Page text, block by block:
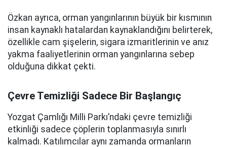
Özkan ayrıca, orman yangınlarının büyük bir kısmının
insan kaynaklı hatalardan kaynaklandığını belirterek,
özellikle cam şişelerin, sigara izmaritlerinin ve anız
yakma faaliyetlerinin orman yangınlarına sebep
olduğuna dikkat çekti.
Çevre Temizliği Sadece Bir Başlangıç
Yozgat Çamlığı Milli Parkı’ndaki çevre temizliği
etkinliği sadece çöplerin toplanmasıyla sınırlı
kalmadı. Katılımcılar aynı zamanda ormanların